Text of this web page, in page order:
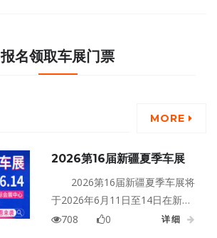
报名领取车展门票
MORE
2026第16届新疆夏季车展
2026第16届新疆夏季车展将
于2026年6月11日至14日在新疆
乌鲁木齐新疆国际会展中心盛大
708 0 详细